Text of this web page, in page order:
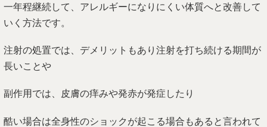
一年程継続して、アレルギーになりにくい体質へと改善して
いく方法です。
注射の処置では、デメリットもあり注射を打ち続ける期間が
長いことや
副作用では、皮膚の痒みや発赤が発症したり
酷い場合は全身性のショックが起こる場合もあると言われて